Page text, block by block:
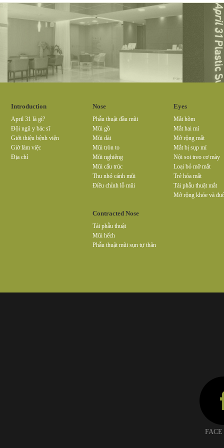
Introduction
April 31 là gì?
Đội ngũ y bác sĩ
Giới thiệu bệnh viện
Giờ làm việc
Địa chỉ
Nose
Phẫu thuật đầu mũi
Mũi gồ
Mũi dài
Mũi tròn to
Mũi nghiêng
Mũi cấu trúc
Thu nhỏ cánh mũi
Điều chỉnh lỗ mũi
Contracted Nose
Tái phẫu thuật
Mũi hếch
Phẫu thuật mũi sụn tự thân
Eyes
Mắt hõm
Mắt hai mí
Mở rộng mắt
Mắt bị sụp mí
Nội soi treo cơ mày
Loại bỏ mỡ mắt
Trẻ hóa mắt
Tái phẫu thuật mắt
Mở rộng khóe và